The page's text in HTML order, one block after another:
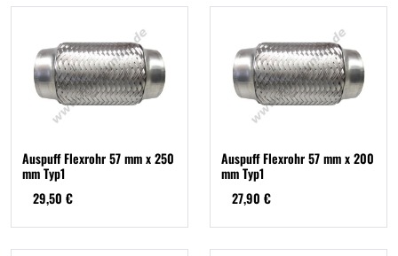
Auspuff Flexrohr 57 mm x 250
mm Typ1
29,50 €
Auspuff Flexrohr 57 mm x 200
mm Typ1
27,90 €